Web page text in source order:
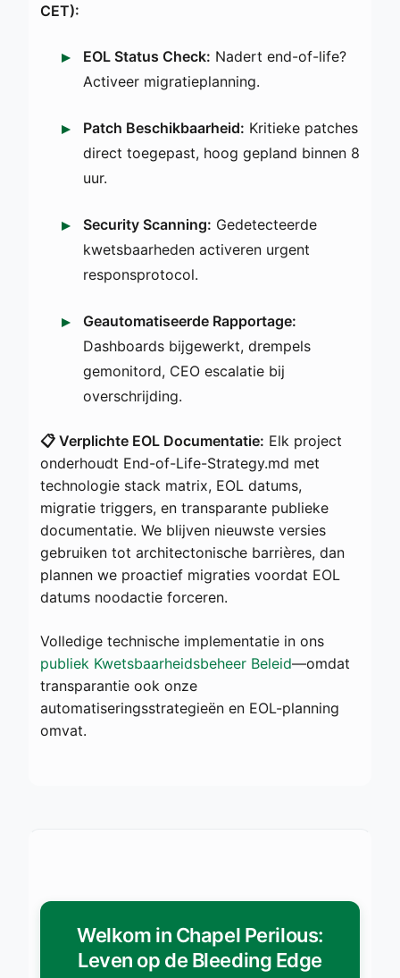
CET):
EOL Status Check: Nadert end-of-life?
Activeer migratieplanning.
Patch Beschikbaarheid: Kritieke patches
direct toegepast, hoog gepland binnen 8
uur.
Security Scanning: Gedetecteerde
kwetsbaarheden activeren urgent
responsprotocol.
Geautomatiseerde Rapportage:
Dashboards bijgewerkt, drempels
gemonitord, CEO escalatie bij
overschrijding.
📋 Verplichte EOL Documentatie: Elk project
onderhoudt End-of-Life-Strategy.md met
technologie stack matrix, EOL datums,
migratie triggers, en transparante publieke
documentatie. We blijven nieuwste versies
gebruiken tot architectonische barrières, dan
plannen we proactief migraties voordat EOL
datums noodactie forceren.
Volledige technische implementatie in ons
publiek Kwetsbaarheidsbeheer Beleid—omdat
transparantie ook onze
automatiseringsstrategieën en EOL-planning
omvat.
Welkom in Chapel Perilous:
Leven op de Bleeding Edge